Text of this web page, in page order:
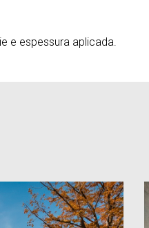
e espessura aplicada.